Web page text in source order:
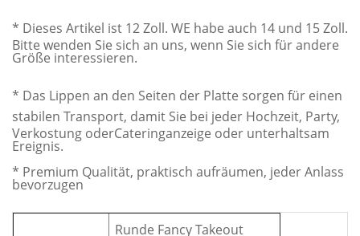
* Dieses Artikel ist 12 Zoll. WE habe auch 14 und 15 Zoll.
Bitte wenden Sie sich an uns, wenn Sie sich für andere
Größe interessieren.
* Das Lippen an den Seiten der Platte sorgen für einen
stabilen Transport, damit Sie bei jeder Hochzeit, Party,
Verkostung oderCateringanzeige oder unterhaltsam
Ereignis.
* Premium Qualität, praktisch aufräumen, jeder Anlass
bevorzugen
Runde Fancy Takeout